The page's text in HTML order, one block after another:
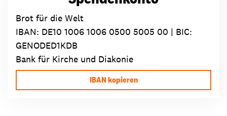
Brot für die Welt
IBAN: DE10 1006 1006 0500 5005 00 | BIC:
GENODED1KDB
Bank für Kirche und Diakonie
IBAN kopieren